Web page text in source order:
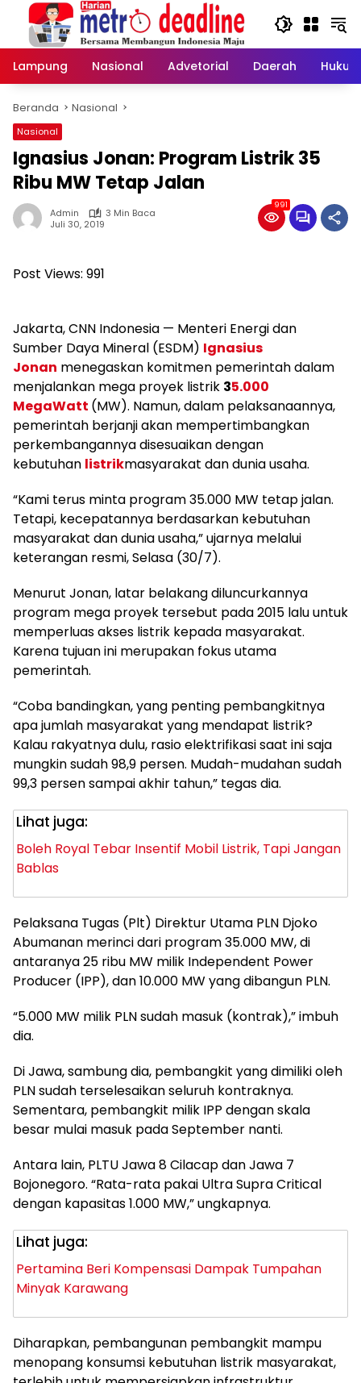
Langsung
konten
Lampung
Nasional Advetorial Daerah Hukum
Beranda Nasional
Nasional
Ignasius Jonan: Program Listrik 35
Ribu MW Tetap Jalan
Admin
3 Min Baca
Juli 30, 2019
991
Post Views: 991
Jakarta, CNN Indonesia — Menteri Energi dan
Sumber Daya Mineral (ESDM) Ignasius
Jonan menegaskan komitmen pemerintah dalam
menjalankan mega proyek listrik 35.000
MegaWatt (MW). Namun, dalam pelaksanaannya,
pemerintah berjanji akan mempertimbangkan
perkembangannya disesuaikan dengan
kebutuhan listrikmasyarakat dan dunia usaha.
“Kami terus minta program 35.000 MW tetap jalan.
Tetapi, kecepatannya berdasarkan kebutuhan
masyarakat dan dunia usaha,” ujarnya melalui
keterangan resmi, Selasa (30/7).
Menurut Jonan, latar belakang diluncurkannya
program mega proyek tersebut pada 2015 lalu untuk
memperluas akses listrik kepada masyarakat.
Karena tujuan ini merupakan fokus utama
pemerintah.
“Coba bandingkan, yang penting pembangkitnya
apa jumlah masyarakat yang mendapat listrik?
Kalau rakyatnya dulu, rasio elektrifikasi saat ini saja
mungkin sudah 98,9 persen. Mudah-mudahan sudah
99,3 persen sampai akhir tahun,” tegas dia.
Lihat juga:
Boleh Royal Tebar Insentif Mobil Listrik, Tapi Jangan
Bablas
Pelaksana Tugas (Plt) Direktur Utama PLN Djoko
Abumanan merinci dari program 35.000 MW, di
antaranya 25 ribu MW milik Independent Power
Producer (IPP), dan 10.000 MW yang dibangun PLN.
“5.000 MW milik PLN sudah masuk (kontrak),” imbuh
dia.
Di Jawa, sambung dia, pembangkit yang dimiliki oleh
PLN sudah terselesaikan seluruh kontraknya.
Sementara, pembangkit milik IPP dengan skala
besar mulai masuk pada September nanti.
Antara lain, PLTU Jawa 8 Cilacap dan Jawa 7
Bojonegoro. “Rata-rata pakai Ultra Supra Critical
dengan kapasitas 1.000 MW,” ungkapnya.
Lihat juga:
Pertamina Beri Kompensasi Dampak Tumpahan
Minyak Karawang
Diharapkan, pembangunan pembangkit mampu
menopang konsumsi kebutuhan listrik masyarakat,